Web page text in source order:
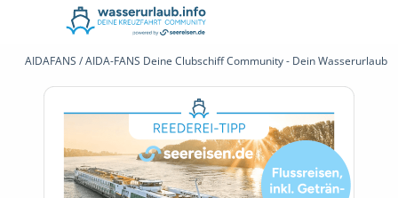
AIDAFANS / AIDA-FANS Deine Clubschiff Community - Dein Wasserurlaub